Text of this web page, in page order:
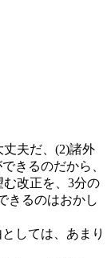
夫だ、(2)諸外
きるのだから、
む改正を、3分の
きるのはおかし
しては、あまり